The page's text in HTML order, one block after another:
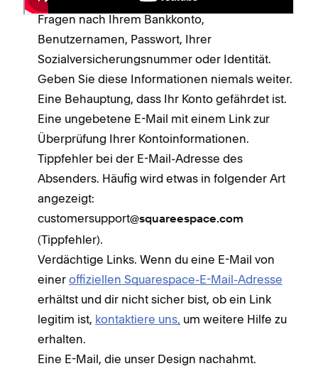
Fragen nach Ihrem Bankkonto,
Benutzernamen, Passwort, Ihrer
Sozialversicherungsnummer oder Identität.
Geben Sie diese Informationen niemals weiter.
Eine Behauptung, dass Ihr Konto gefährdet ist.
Eine ungebetene E-Mail mit einem Link zur
Überprüfung Ihrer Kontoinformationen.
Tippfehler bei der E-Mail-Adresse des
Absenders. Häufig wird etwas in folgender Art
angezeigt:
customersupport@squareespace.com
(Tippfehler).
Verdächtige Links. Wenn du eine E-Mail von
einer offiziellen Squarespace-E-Mail-Adresse
erhältst und dir nicht sicher bist, ob ein Link
legitim ist, kontaktiere uns, um weitere Hilfe zu
erhalten.
Eine E-Mail, die unser Design nachahmt.